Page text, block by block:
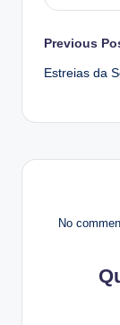
Post
Previous
Estreias da
No